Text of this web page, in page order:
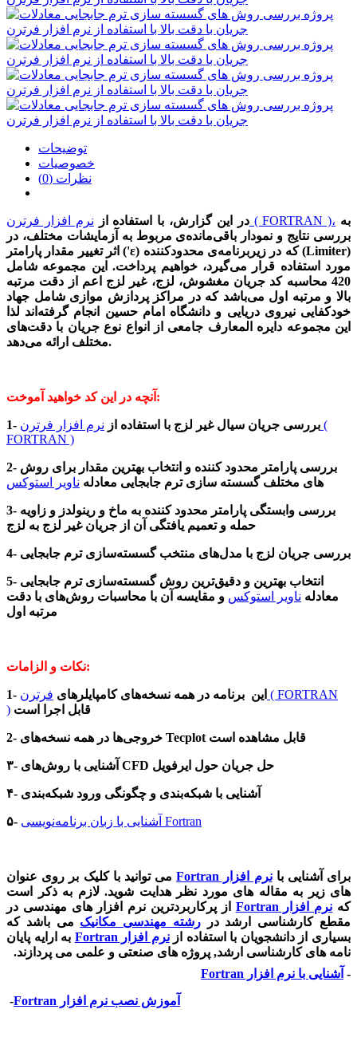
توضیحات
خصوصیات
نظرات (0)
در این گزارش، با استفاده از نرم افزار فرترن ( FORTRAN )، به
بررسی نتایج و نمودار باقی‌مانده‌ی مربوط به آزمایشات مختلف، در
اثر تغییر مقدار پارامتر ('ε) که در زیربرنامه‌ی محدودکننده (Limiter)
مورد استفاده قرار می‌گیرد، خواهیم پرداخت. این مجموعه شامل
420 محاسبه کد جریان مغشوش، لزج، غیر لزج اعم از دقت مرتبه
بالا و مرتبه اول می‌باشد که در مراکز پردازش موازی شامل جهاد
خودکفایی نیروی دریایی و دانشگاه امام حسین انجام گرفته‌اند لذا
این مجموعه دایره المعارف جامعی از انواع نوع جریان با دقت‌های
مختلف ارائه می‌دهد.
آنچه در این کد خواهید آموخت:
1- بررسی جریان سیال غیر لزج با استفاده از نرم افزار فرترن (
FORTRAN )
2- بررسی پارامتر محدود کننده و انتخاب بهترین مقدار برای روش
های مختلف گسسته سازی ترم جابجایی معادله ناویر استوکس
3- بررسی وابستگی پارامتر محدود کننده به ماخ و رینولدز و زاویه
حمله و تعمیم یافتگی آن از جریان غیر لزج به لزج
4- بررسی جریان لزج با مدل‌های منتخب گسسته‌سازی ترم جابجایی
5- انتخاب بهترین و دقیق‌ترین روش گسسته‌سازی ترم جابجایی
معادله ناویر استوکس و مقایسه آن با محاسبات روش‌های با دقت
مرتبه اول
نکات و الزامات:
1- این برنامه در همه نسخه‌های کامپایلرهای فرترن ( FORTRAN
) قابل اجرا است
2- خروجی‌ها در همه نسخه‌های Tecplot قابل مشاهده است
۳- آشنایی با روش‌های CFD حل جریان حول ایرفویل
۴- آشنایی با شبکه‌بندی و چگونگی ورود شبکه‌بندی
۵- آشنایی با زبان برنامه‌نویسی Fortran
برای آشنایی بانرم افزار Fortranمی توانید با کلیک بر روی عنوان
های زیر به مقاله های مورد نظر هدایت شوید. لازم به ذکر است
که نرم افزار Fortran از پرکاربردترین نرم افزار های مهندسی در
مقطع کارشناسی ارشد دررشته مهندسی مکانیک می باشد که
بسیاری از دانشجویان با استفاده ازنرم افزار Fortran به ارایه پایان
نامه های کارشناسی ارشد, پروژه های صنعتی و علمی می پردازند.
- آشنایی با نرم افزار Fortran
-
آموزش نصب نرم افزار Fortran